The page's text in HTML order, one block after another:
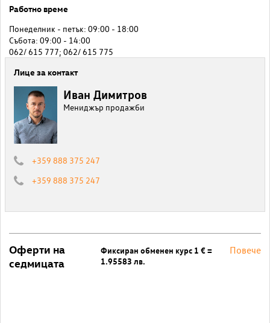
Работно време
Понеделник - петък: 09:00 - 18:00
Събота: 09:00 - 14:00
062/ 615 777; 062/ 615 775
Лице за контакт
Иван Димитров
Мениджър продажби
+359 888 375 247
+359 888 375 247
Оферти на
седмицата
Фиксиран обменен курс 1 € =
1.95583 лв.
Повече